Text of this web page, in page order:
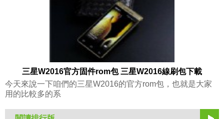
三星W2016官方固件rom包 三星W2016線刷包下載
今天來說一下咱們的三星W2016的官方rom包，也就是大家
用的比較多的系